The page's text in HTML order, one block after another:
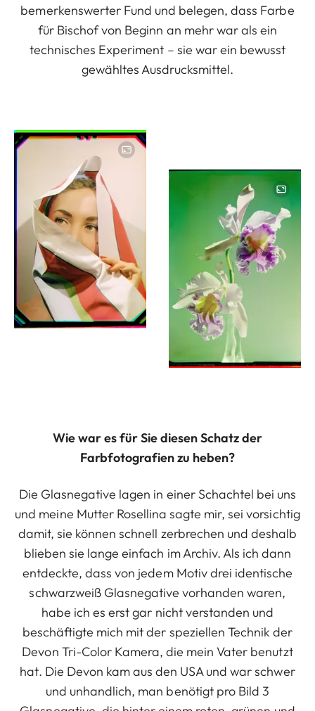
bemerkenswerter Fund und belegen, dass Farbe
für Bischof von Beginn an mehr war als ein
technisches Experiment – sie war ein bewusst
gewähltes Ausdrucksmittel.
Wie war es für Sie diesen Schatz der
Farbfotografien zu heben?
Die Glasnegative lagen in einer Schachtel bei uns
und meine Mutter Rosellina sagte mir, sei vorsichtig
damit, sie können schnell zerbrechen und deshalb
blieben sie lange einfach im Archiv. Als ich dann
entdeckte, dass von jedem Motiv drei identische
schwarzweiß Glasnegative vorhanden waren,
habe ich es erst gar nicht verstanden und
beschäftigte mich mit der speziellen Technik der
Devon Tri-Color Kamera, die mein Vater benutzt
hat. Die Devon kam aus den USA und war schwer
und unhandlich, man benötigt pro Bild 3